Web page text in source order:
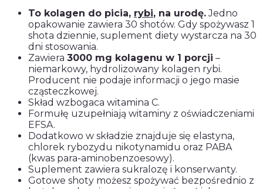
To kolagen do picia, rybi, na urodę.Jedno
opakowanie zawiera 30 shotów. Gdy spożywasz 1
shota dziennie, suplement diety wystarcza na 30
dni stosowania.
Zawiera 3000 mg kolagenu w 1 porcji –
niemarkowy, hydrolizowany kolagen rybi.
Producent nie podaje informacji o jego masie
cząsteczkowej.
Skład wzbogaca witamina C.
Formułę uzupełniają witaminy z oświadczeniami
EFSA.
Dodatkowo w składzie znajduje się elastyna,
chlorek rybozydu nikotynamidu oraz PABA
(kwas para-aminobenzoesowy).
Suplement zawiera sukralozę i konserwanty.
Gotowe shoty możesz spożywać bezpośrednio z